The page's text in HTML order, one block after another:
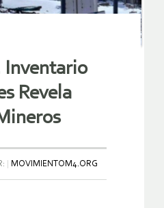
Inventario
Revela
MOVIMIENTOM4.ORG